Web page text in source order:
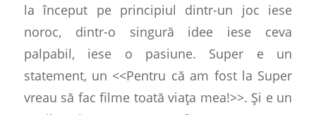
la început pe principiul dintr-un joc iese
noroc, dintr-o singură idee iese ceva
palpabil, iese o pasiune. Super e un
statement, un <<Pentru că am fost la Super
vreau să fac filme toată viața mea!>>. Și e un